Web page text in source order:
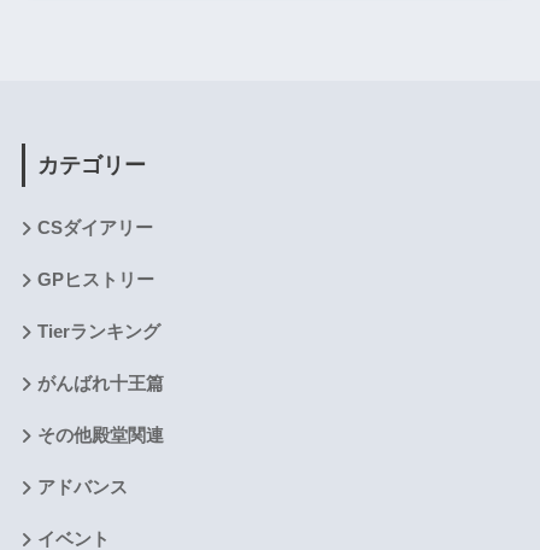
カテゴリー
CSダイアリー
GPヒストリー
Tierランキング
がんばれ十王篇
その他殿堂関連
アドバンス
イベント